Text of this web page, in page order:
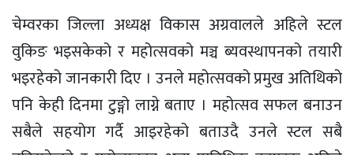
चेम्वरका जिल्ला अध्यक्ष विकास अग्रवालले अहिले स्टल
वुकिङ भइसकेको र महोत्सवको मञ्च ब्यवस्थापनको तयारी
भइरहेको जानकारी दिए । उनले महोत्सवको प्रमुख अतिथिको
पनि केही दिनमा टुङ्गो लाग्ने बताए । महोत्सव सफल बनाउन
सबैले सहयोग गर्दै आइरहेको बताउदै उनले स्टल सबै